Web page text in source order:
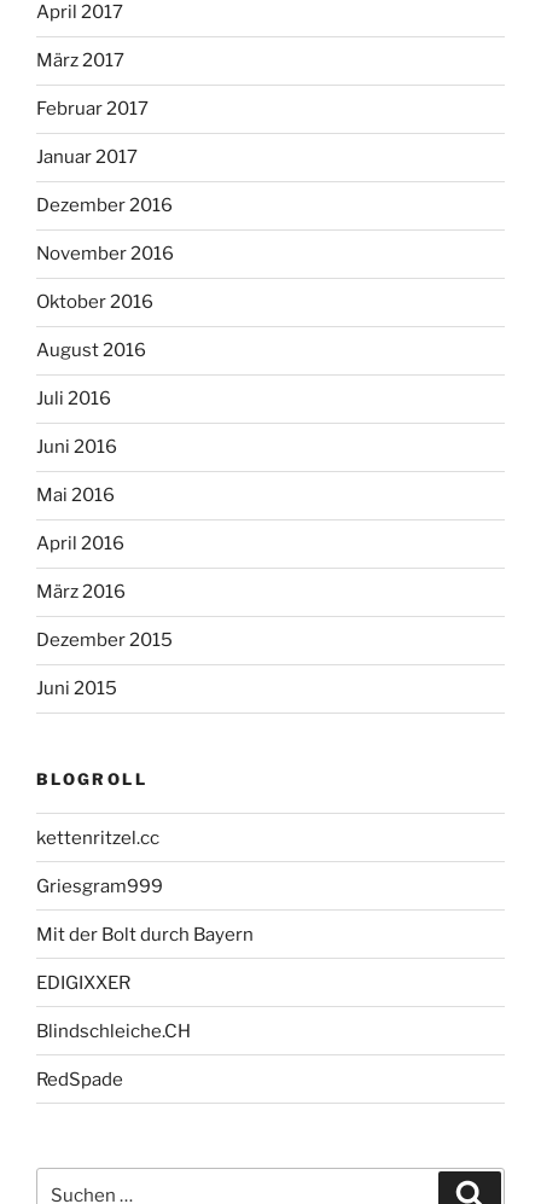
April 2017
März 2017
Februar 2017
Januar 2017
Dezember 2016
November 2016
Oktober 2016
August 2016
Juli 2016
Juni 2016
Mai 2016
April 2016
März 2016
Dezember 2015
Juni 2015
BLOGROLL
kettenritzel.cc
Griesgram999
Mit der Bolt durch Bayern
EDIGIXXER
Blindschleiche.CH
RedSpade